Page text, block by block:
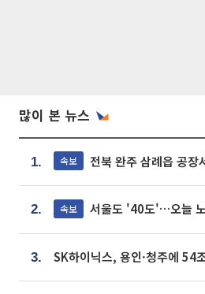
많이 본 뉴스
1. 속보 전북 완주 삼례읍 공장
2. 속보 서울도 '40도'…오늘
3.